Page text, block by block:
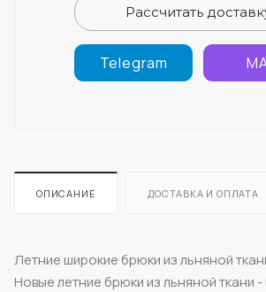
Рассчитать
Telegram
ОПИСАНИЕ ДОСТАВКА И ОПЛАТА
Летние широкие брюки из льняной
Новые летние брюки из льняной ткани